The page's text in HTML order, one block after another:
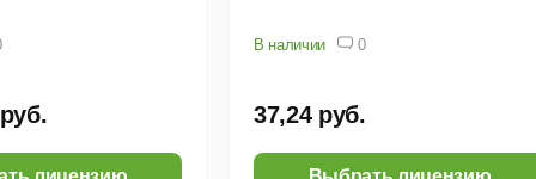
В наличии 0
37,24 руб.